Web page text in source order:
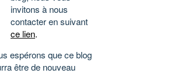
invitons à nous
contacter en suivant
ce lien.
espérons que ce blog
être de nouveau